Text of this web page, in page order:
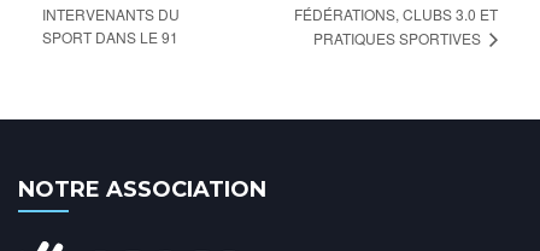
INTERVENANTS DU
SPORT DANS LE 91
FÉDÉRATIONS, CLUBS 3.0 ET
PRATIQUES SPORTIVES
NOTRE ASSOCIATION